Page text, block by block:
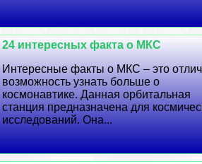
24 интересных факта о МКС
Интересные факты о МКС – это
возможность узнать больше о
космонавтике. Данная орбитальная
станция предназначена для
исследований. Она...